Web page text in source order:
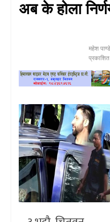
बजार
प्रदेश
प्रवास/
विश्व
स्वास्थ्य/
रोचक
विचार/
अन्तर्वार्ता
अब के होला
महेश पाण्डे
प्रकाशित